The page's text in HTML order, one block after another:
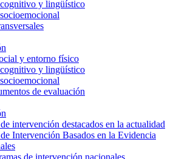
y lingüístico
y entorno físico
y lingüístico
de evaluación
intervención destacados en la actualidad
Intervención Basados en la Evidencia
de intervención nacionales